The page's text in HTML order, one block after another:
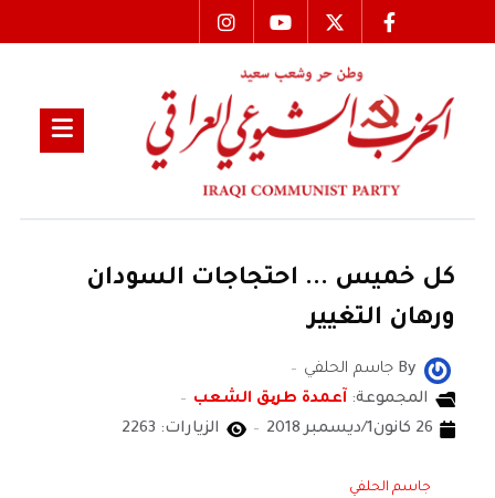
كل خميس ... احتجاجات السودان
ورهان التغيير
By جاسم الحلفي
المجموعة: آعمدة طریق الشعب
26 كانون1/ديسمبر 2018
الزيارات: 2263
جاسم الحلفي